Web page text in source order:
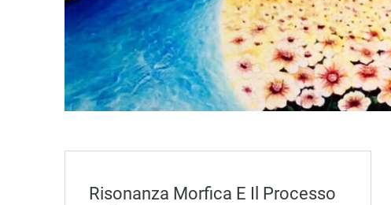
Risonanza Morfica E Il Processo